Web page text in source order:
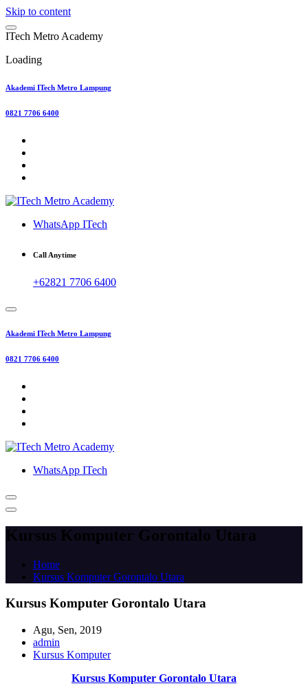
Skip to content
ITech Metro Academy
Loading
Akademi ITech Metro Lampung
0821 7706 6400
WhatsApp ITech
Call Anytime
+62821 7706 6400
Akademi ITech Metro Lampung
0821 7706 6400
WhatsApp ITech
Kursus Komputer Gorontalo Utara
Home
Kursus Komputer Gorontalo Utara
Kursus Komputer Gorontalo Utara
Agu, Sen, 2019
admin
Kursus Komputer
Kursus Komputer Gorontalo Utara